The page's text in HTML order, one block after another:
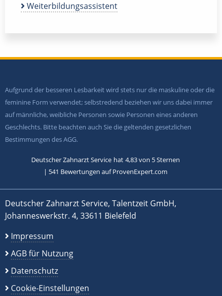
Weiterbildungsassistent
Aufgrund der besseren Lesbarkeit wird stets nur die maskuline oder die
feminine Form verwendet; selbstredend beziehen wir uns dabei immer
auf männliche, weibliche Personen sowie Personen eines anderen
Geschlechts. Bitte beachten auch Sie die geltenden gesetzlichen
Bestimmungen des AGG.
Deutscher Zahnarzt Service hat 4,83von 5Sternen
| 541 Bewertungen auf ProvenExpert.com
Deutscher Zahnarzt Service, Talentzeit GmbH,
Johanneswerkstr. 4, 33611 Bielefeld
Impressum
AGB für Nutzung
Datenschutz
Cookie-Einstellungen